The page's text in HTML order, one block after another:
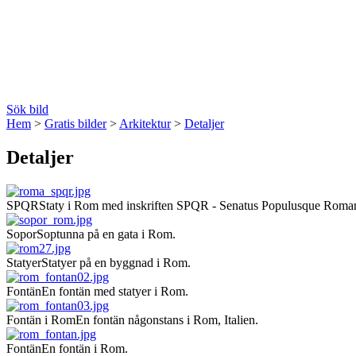
Sök bild
Hem > Gratis bilder> Arkitektur> Detaljer
Detaljer
SPQRStaty i Rom med inskriften SPQR - Senatus Populusque
SoporSoptunna på en gata i Rom.
StatyerStatyer på en byggnad i Rom.
FontänEn fontän med statyer i Rom.
Fontän i RomEn fontän någonstans i Rom, Italien.
FontänEn fontän i Rom.